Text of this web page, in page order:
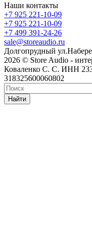
Наши контакты
+7 925 221-10-09
+7 925 221-10-09
+7 499 391-24-26
sale@storeaudio.ru
Долгопрудный
2026 © Store Audio -
Коваленко С. С. ИНН
318325600060802
Найти